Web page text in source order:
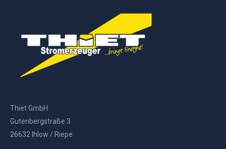
Thiet GmbH
Gutenbergstraße 3
26632 Ihlow / Riepe